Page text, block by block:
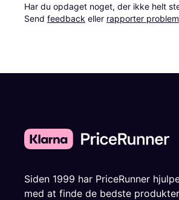
Har du opdaget noget, der ikke helt
Send feedback eller rapporter problem
Siden 1999 har PriceRunner
med at finde de bedste